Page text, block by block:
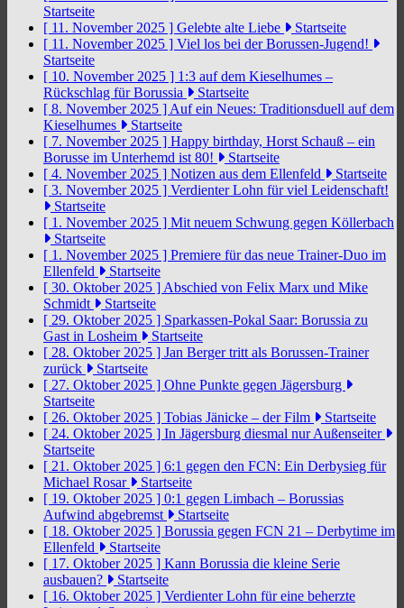
Startseite
[ 11. November 2025 ] Gelebte alte Liebe
Startseite
[ 11. November 2025 ] Viel los bei der Borussen-Jugend!
Startseite
[ 10. November 2025 ] 1:3 auf dem Kieselhumes –
Rückschlag für Borussia
Startseite
[ 8. November 2025 ] Auf ein Neues: Traditionsduell auf dem
Kieselhumes
Startseite
[ 7. November 2025 ] Happy birthday, Horst Schauß – ein
Borusse im Unterhemd ist 80!
Startseite
[ 4. November 2025 ] Notizen aus dem Ellenfeld
Startseite
[ 3. November 2025 ] Verdienter Lohn für viel Leidenschaft!
Startseite
[ 1. November 2025 ] Mit neuem Schwung gegen Köllerbach
Startseite
[ 1. November 2025 ] Premiere für das neue Trainer-Duo im
Ellenfeld
Startseite
[ 30. Oktober 2025 ] Abschied von Felix Marx und Mike
Schmidt
Startseite
[ 29. Oktober 2025 ] Sparkassen-Pokal Saar: Borussia zu
Gast in Losheim
Startseite
[ 28. Oktober 2025 ] Jan Berger tritt als Borussen-Trainer
zurück
Startseite
[ 27. Oktober 2025 ] Ohne Punkte gegen Jägersburg
Startseite
[ 26. Oktober 2025 ] Tobias Jänicke – der Film
Startseite
[ 24. Oktober 2025 ] In Jägersburg diesmal nur Außenseiter
Startseite
[ 21. Oktober 2025 ] 6:1 gegen den FCN: Ein Derbysieg für
Michael Rosar
Startseite
[ 19. Oktober 2025 ] 0:1 gegen Limbach – Borussias
Aufwind abgebremst
Startseite
[ 18. Oktober 2025 ] Borussia gegen FCN 21 – Derbytime im
Ellenfeld
Startseite
[ 17. Oktober 2025 ] Kann Borussia die kleine Serie
ausbauen?
Startseite
[ 16. Oktober 2025 ] Verdienter Lohn für eine beherzte